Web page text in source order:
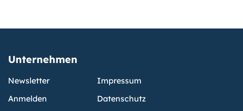
Unternehmen
Newsletter
Anmelden
Impressum
Datenschutz